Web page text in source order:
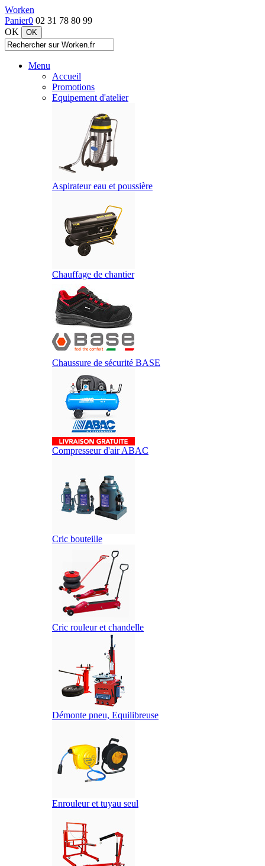
Worken
Panier0 02 31 78 80 99
OK
Menu
Accueil
Promotions
Equipement d'atelier
Aspirateur eau et poussière
Chauffage de chantier
Chaussure de sécurité BASE
Compresseur d'air ABAC
Cric bouteille
Cric rouleur et chandelle
Démonte pneu, Equilibreuse
Enrouleur et tuyau seul